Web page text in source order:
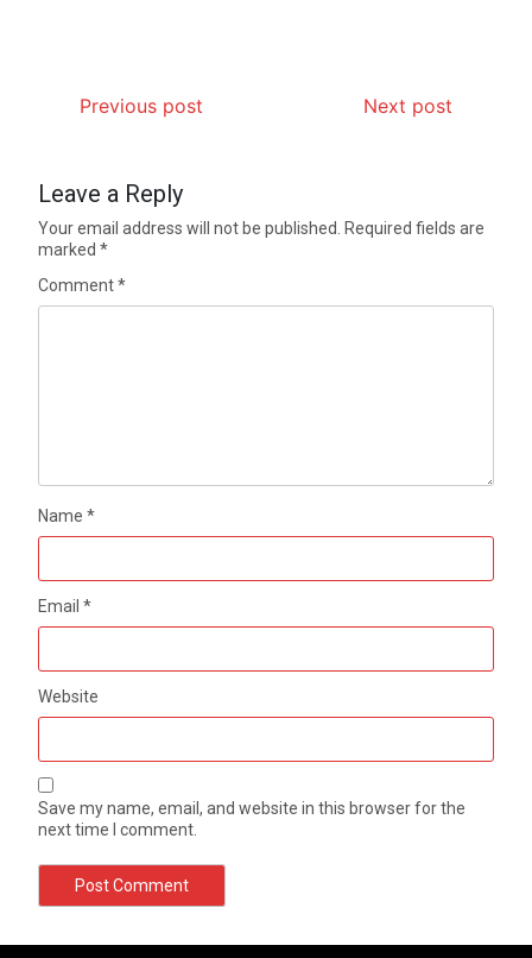
Previous post Next post
Leave a Reply
Your email address will not be published. Required fields are
marked*
Comment*
Name*
Email*
Website
Save my name, email, and website in this browser for the
next time I comment.